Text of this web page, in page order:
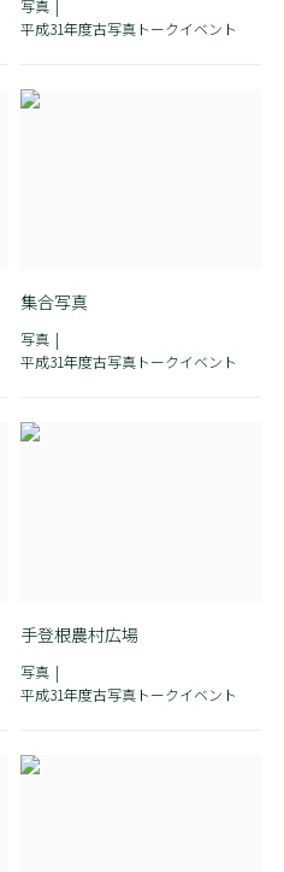
写真
平成31年度古写真トークイベント
集合写真
写真
平成31年度古写真トークイベント
手登根農村広場
写真
平成31年度古写真トークイベント